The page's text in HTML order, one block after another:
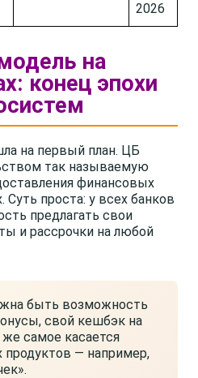
2026
на
конец эпохи
на первый план. ЦБ
так называемую
финансовых
Суть проста: у всех банков
предлагать свои
и рассрочки на любой
быть возможность
свой кешбэк на
самое касается
продуктов — например,